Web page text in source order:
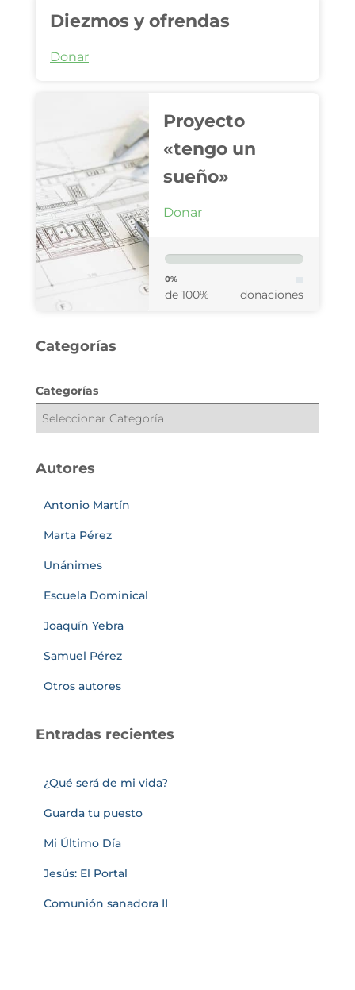
Diezmos y ofrendas
Donar
Proyecto
«tengo un
sueño»
Donar
0%
de 100% donaciones
Categorías
Categorías
Autores
Antonio Martín
Marta Pérez
Unánimes
Escuela Dominical
Joaquín Yebra
Samuel Pérez
Otros autores
Entradas recientes
¿Qué será de mi vida?
Guarda tu puesto
Mi Último Día
Jesús: El Portal
Comunión sanadora II